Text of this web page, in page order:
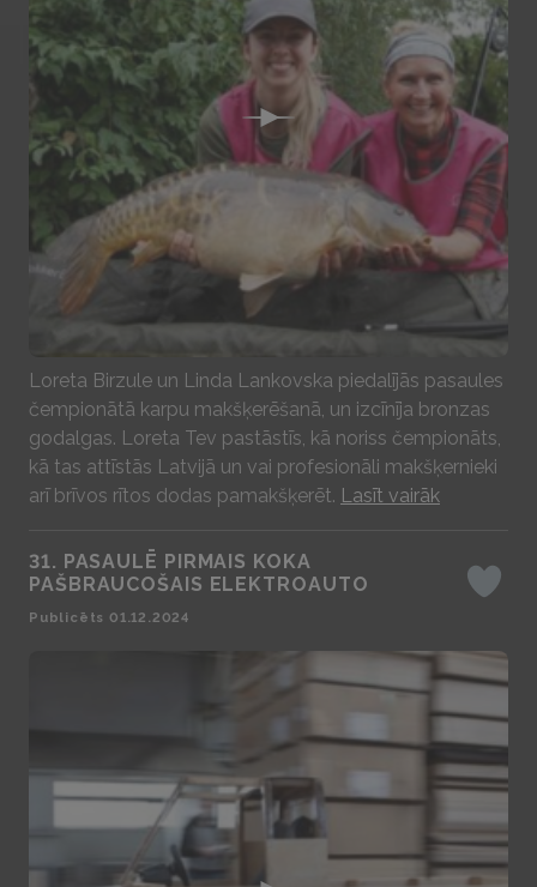
Play
Loreta Birzule un Linda Lankovska piedalījās pasaules
čempionātā karpu makšķerēšanā, un izcīnīja bronzas
godalgas. Loreta Tev pastāstīs, kā noriss čempionāts,
kā tas attīstās Latvijā un vai profesionāli makšķernieki
arī brīvos rītos dodas pamakšķerēt. Lasīt vairāk
31. PASAULĒ PIRMAIS KOKA
PAŠBRAUCOŠAIS ELEKTROAUTO
Publicēts 01.12.2024